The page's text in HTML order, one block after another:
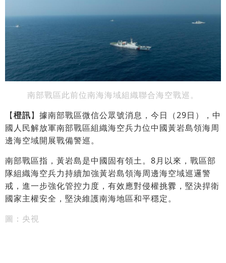
南部戰區此前位南海海域組織聯合海空戰巡。
【橙訊】據南部戰區微信公眾號消息，今日（29日），中
國人民解放軍南部戰區組織海空兵力位中國黃岩島領海周
邊海空域開展戰備警巡。
南部戰區指，黃岩島是中國固有領土。8月以來，戰區部
隊組織海空兵力持續加強黃岩島領海周邊海空域巡邏警
戒，進一步強化管控力度，有效應對侵權挑釁，堅決捍衛
國家主權安全，堅決維護南海地區和平穩定。
圖：央視